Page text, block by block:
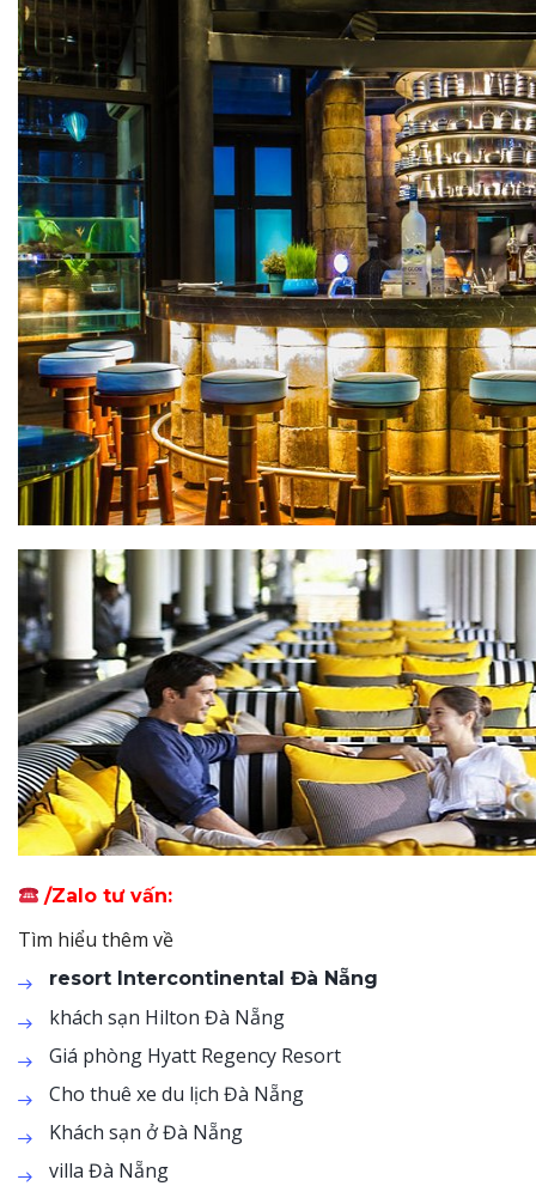
/Zalo tư vấn:
Tìm hiểu thêm về
resort Intercontinental Đà Nẵng
khách sạn Hilton Đà Nẵng
Giá phòng Hyatt Regency Resort
Cho thuê xe du lịch Đà Nẵng
Khách sạn ở Đà Nẵng
villa Đà Nẵng